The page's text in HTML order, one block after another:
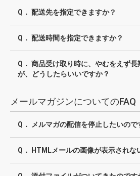
Q． 配送先を指定できますか？
Q． 配送時間を指定できますか？
Q． 商品受け取り時に、やむをえず
が、どうしたらいいですか？
メールマガジンについてのFAQ
Q． メルマガの配信を停止したいので
Q． HTMLメールの画像が表示されな